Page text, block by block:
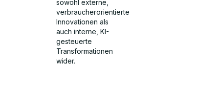
sowohl externe,
verbraucherorientierte
Innovationen als
auch interne, KI-
gesteuerte
Transformationen
wider.